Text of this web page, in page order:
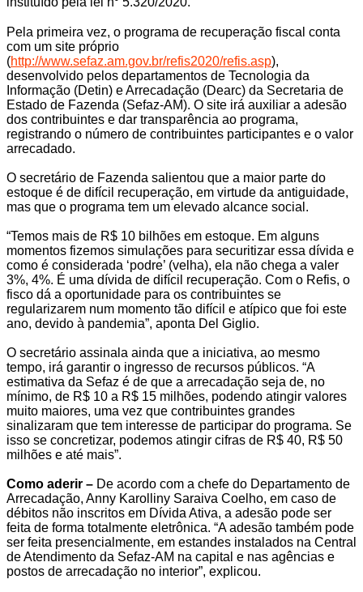
Pela primeira vez, o programa de recuperação fiscal conta
com um site próprio
(http://www.sefaz.am.gov.br/refis2020/refis.asp),
desenvolvido pelos departamentos de Tecnologia da
Informação (Detin) e Arrecadação (Dearc) da Secretaria de
Estado de Fazenda (Sefaz-AM). O site irá auxiliar a adesão
dos contribuintes e dar transparência ao programa,
registrando o número de contribuintes participantes e o valor
arrecadado.
O secretário de Fazenda salientou que a maior parte do
estoque é de difícil recuperação, em virtude da antiguidade,
mas que o programa tem um elevado alcance social.
“Temos mais de R$ 10 bilhões em estoque. Em alguns
momentos fizemos simulações para securitizar essa dívida e
como é considerada ‘podre’ (velha), ela não chega a valer
3%, 4%. É uma dívida de difícil recuperação. Com o Refis, o
fisco dá a oportunidade para os contribuintes se
regularizarem num momento tão difícil e atípico que foi este
ano, devido à pandemia”, aponta Del Giglio.
O secretário assinala ainda que a iniciativa, ao mesmo
tempo, irá garantir o ingresso de recursos públicos. “A
estimativa da Sefaz é de que a arrecadação seja de, no
mínimo, de R$ 10 a R$ 15 milhões, podendo atingir valores
muito maiores, uma vez que contribuintes grandes
sinalizaram que tem interesse de participar do programa. Se
isso se concretizar, podemos atingir cifras de R$ 40, R$ 50
milhões e até mais”.
Como aderir – De acordo com a chefe do Departamento de
Arrecadação, Anny Karolliny Saraiva Coelho, em caso de
débitos não inscritos em Dívida Ativa, a adesão pode ser
feita de forma totalmente eletrônica. “A adesão também pode
ser feita presencialmente, em estandes instalados na Central
de Atendimento da Sefaz-AM na capital e nas agências e
postos de arrecadação no interior”, explicou.